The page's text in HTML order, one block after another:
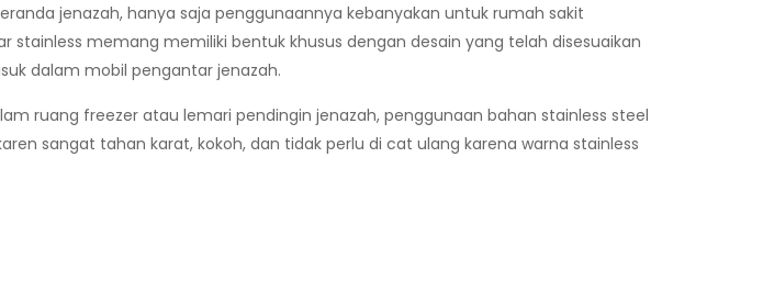
jenazah, hanya saja penggunaannya kebanyakan untuk rumah sakit
memang memiliki bentuk khusus dengan desain yang telah disesuaikan
dalam mobil pengantar jenazah.
ruang freezer atau lemari pendingin jenazah, penggunaan bahan stainless steel
sangat tahan karat, kokoh, dan tidak perlu di cat ulang karena warna stainless